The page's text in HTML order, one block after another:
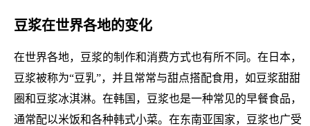
豆浆在世界各地的变化
在世界各地，豆浆的制作和消费方式也有所不同。在日本，
豆浆被称为“豆乳”，并且常常与甜点搭配食用，如豆浆甜甜
圈和豆浆冰淇淋。在韩国，豆浆也是一种常见的早餐食品，
通常配以米饭和各种韩式小菜。在东南亚国家，豆浆也广受